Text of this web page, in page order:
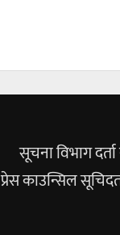
सूचना विभाग
प्रेस काउन्सिल